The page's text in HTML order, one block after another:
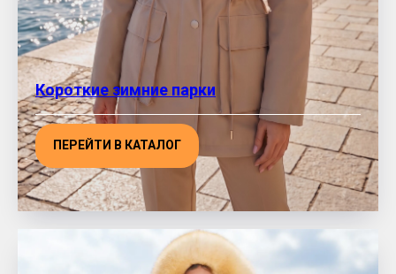
Короткие зимние парки
ПЕРЕЙТИ В КАТАЛОГ